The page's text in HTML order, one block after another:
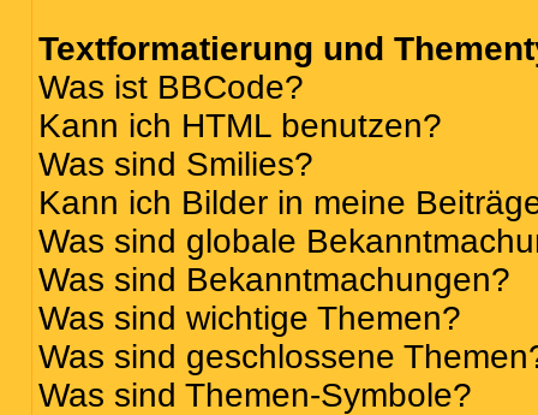
Textformatierung und
Was ist BBCode?
Kann ich HTML benutzen?
Was sind Smilies?
Kann ich Bilder in meine
Was sind globale
Was sind Bekanntmachungen?
Was sind wichtige Themen?
Was sind geschlossene
Was sind Themen-Symbole?